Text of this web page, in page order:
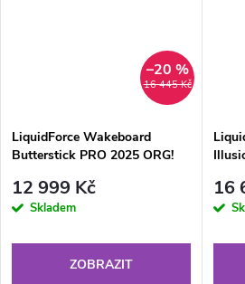
16 445 Kč
–20 %
LiquidForce Wakeboard
Butterstick PRO 2025 ORG!
12 999 Kč
Skladem
ZOBRAZIT
16